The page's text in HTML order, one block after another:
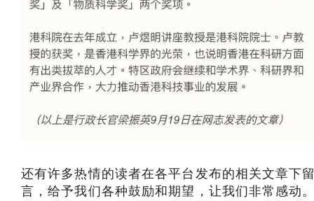
还有许多热情的读者在各平台发布的相关文章下
言，给予我们各种鼓励和期望，让我们非常感动